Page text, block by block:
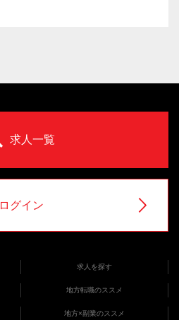
求人一覧
ログイン
求人を探す
地方転職のススメ
地方×副業のススメ